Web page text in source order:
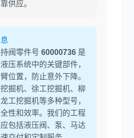
川崎
供应。
阀零件号 60000736 是
压系统中的关键部件，
位置，防止意外下降。
掘机、徐工挖掘机、柳
工挖掘机等多种型号，
性和效率。我们的工程
包括液压阀、泵、马达